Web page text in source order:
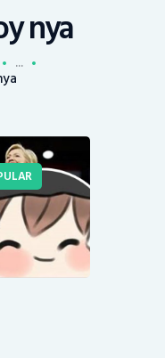
nya
...